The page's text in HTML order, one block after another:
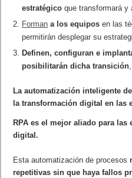
estratégico que transformará y
Forman a los equipos en las
permitirán desplegar su
Definen, configuran e
posibilitarán dicha transición
La automatización inteligente
la transformación digital en las
RPA es el mejor aliado para las
digital.
Esta automatización de procesos
repetitivas sin que haya fallos